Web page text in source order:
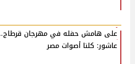
على هامش حفله في مهرجان قرطاج..
عاشور: كلنا أصوات مصر